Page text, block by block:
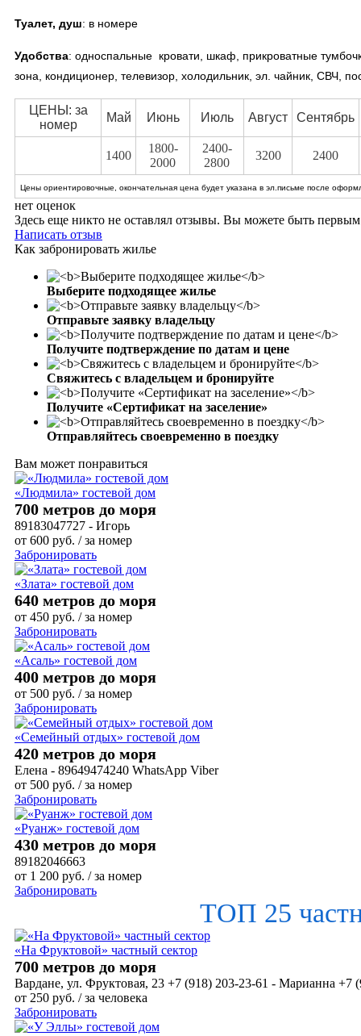
Туалет, душ: в номере
Удобства: односпальные кровати, шкаф, прикроватные
зона, кондиционер, телевизор, холодильник, эл. чайник, СВЧ,
ЦЕНЫ: за
номер
Май Июнь Июль Август Сентябрь
1400
1800-
2000
2400-
2800
3200 2400
Цены ориентировочные, окончательная цена будет указана в эл.письме после
нет оценок
Здесь еще никто не оставлял отзывы. Вы можете быть первым
Написать отзыв
Как забронировать жилье
Выберите подходящее жилье
Отправьте заявку владельцу
Получите подтверждение по датам и цене
Свяжитесь с владельцем и бронируйте
Получите «Сертификат на заселение»
Отправляйтесь своевременно в поездку
Вам может понравиться
«Людмила» гостевой дом
700 метров до моря
89183047727 - Игорь
от 600 руб. / за номер
Забронировать
«Злата» гостевой дом
640 метров до моря
от 450 руб. / за номер
Забронировать
«Асаль» гостевой дом
400 метров до моря
от 500 руб. / за номер
Забронировать
«Семейный отдых» гостевой дом
420 метров до моря
Елена - 89649474240 WhatsApp Viber
от 500 руб. / за номер
Забронировать
«Руанж» гостевой дом
430 метров до моря
89182046663
от 1 200 руб. / за номер
Забронировать
ТОП 25
«На Фруктовой» частный сектор
700 метров до моря
Вардане, ул. Фруктовая, 23 +7 (918) 203-23-61 - Марианна +7
от 250 руб. / за человека
Забронировать